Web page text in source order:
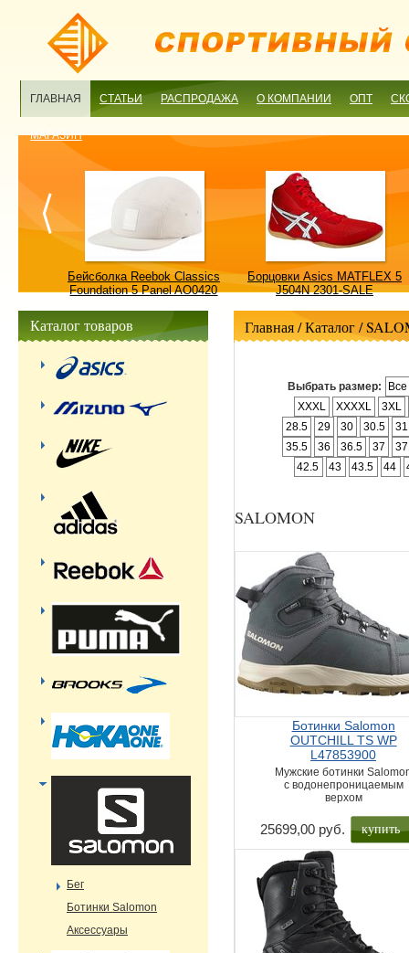
ГЛАВНАЯ СТАТЬИ РАСПРОДАЖА О КОМПАНИИ ОПТ
МАГАЗИН
Бейсболка Reebok Classics
Foundation 5 Panel AO0420
Борцовки Asics MATFLEX 5
J504N 2301-SALE
Главная/ Каталог /
Выбрать размер:
XXXL
XXXXL
3XL
28.5
29 30 30.5
31
35.5
36 36.5 37
42.5
43 43.5 44
SALOMON
Ботинки Salomon
OUTCHILL TS WP
L47853900
Мужские ботинки
с водонепроницаемым
верхом
25699,00 руб. купить
Каталог товаров
Бег
Ботинки Salomon
Аксессуары